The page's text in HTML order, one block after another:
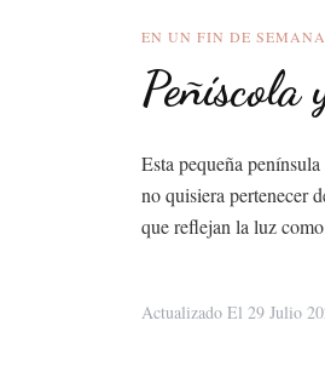
EN UN FIN DE SEMANA
Esta pequeña
no quisiera pertenecer
que reflejan la luz
Actualizado El 29 Julio